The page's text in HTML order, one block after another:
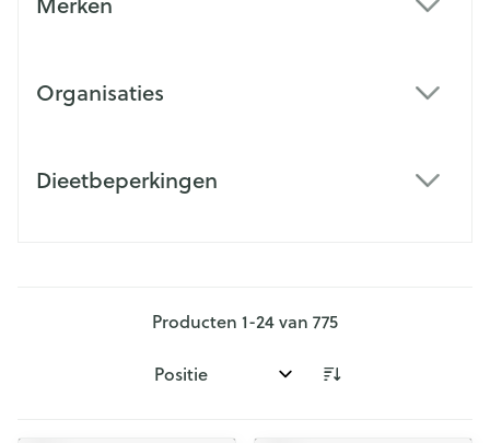
Organisaties
Dieetbeperkingen
Producten 1-24van 775
Sorteer op: